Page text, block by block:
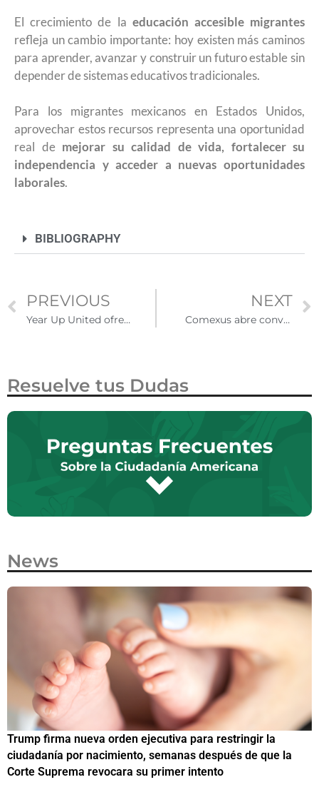
El crecimiento de la educación accesible migrantes
refleja un cambio importante: hoy existen más caminos
para aprender, avanzar y construir un futuro estable sin
depender de sistemas educativos tradicionales.
Para los migrantes mexicanos en Estados Unidos,
aprovechar estos recursos representa una oportunidad
real de mejorar su calidad de vida, fortalecer su
independencia y acceder a nuevas oportunidades
laborales.
BIBLIOGRAPHY
PREVIOUS
Year Up United ofrece capacitación tecnológica y profesional gratuita para jóvenes en Estados Unidos
NEXT
Comexus abre convocatoria para que instituciones públicas mexicanas reciban asistentes de inglés de Estados Unidos en 2026-2027
Resuelve tus Dudas
News
Trump firma nueva orden ejecutiva para restringir la
ciudadanía por nacimiento, semanas después de que la
Corte Suprema revocara su primer intento